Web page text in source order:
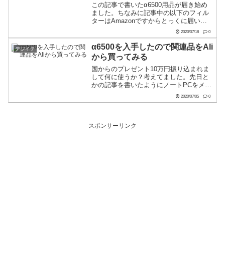
この記事で書いたα6500用品が届き始め
ました。ちなみに記事中の以下のフィル
ターはAmazonですからとっくに届いて
ます。ブログには書いてないだけです。
今回報告するのはこちら
2020/07/18 0
デジイチ
α6500を入手したので関連品をAli
から買ってみる
国からのプレゼント10万円振り込まれま
して何に使うか？考えてました。先日と
かの記事を書いたようにノートPCをメイ
ンで考えてました。いやぁどーせなら
ARM Macまで待ちたいなぁ。とか
2020/07/05 0
スポンサーリンク